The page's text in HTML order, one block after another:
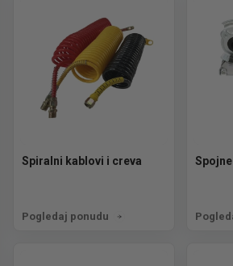
Spiralni kablovi i creva
Pogledaj ponudu